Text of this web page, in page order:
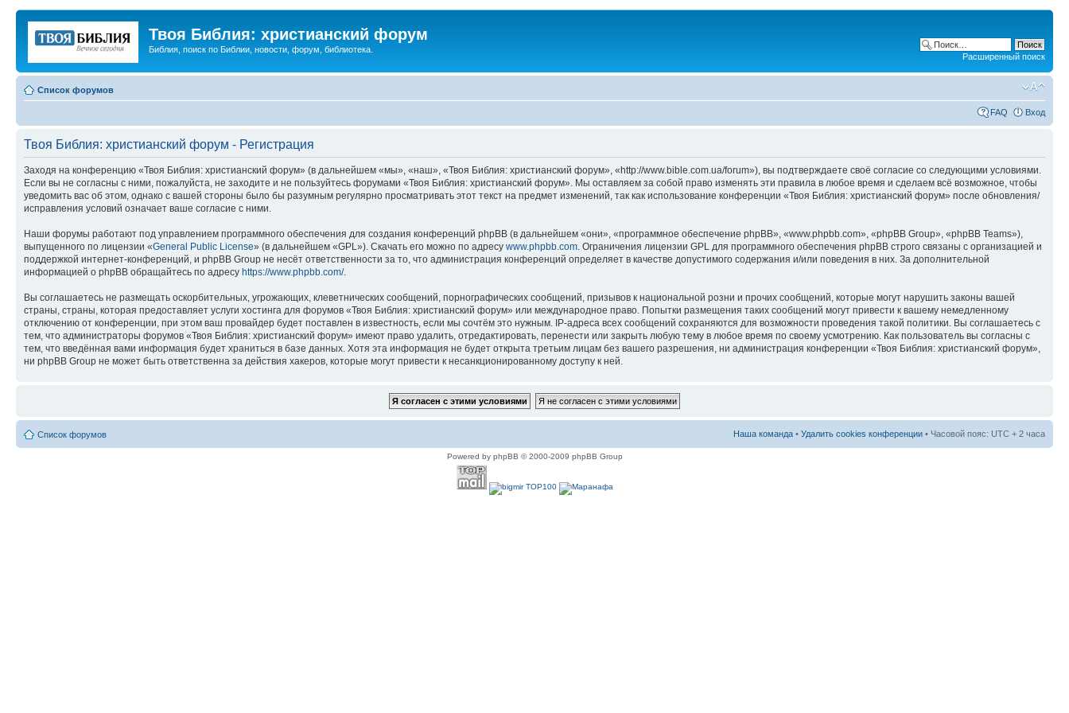
Твоя Библия: христианский форум
Библия, поиск по Библии, новости, форум, библиотека.
Расширенный поиск
Список форумов
FAQ Вход
Твоя Библия: христианский форум - Регистрация
Заходя на конференцию «Твоя Библия: христианский форум» (в дальнейшем «мы», «наш», «Твоя Библия: христианский форум», «http://www.bible.com.ua/forum»), вы подтверждаете своё согласие со следующими условиями.
Если вы не согласны с ними, пожалуйста, не заходите и не пользуйтесь форумами «Твоя Библия: христианский форум». Мы оставляем за собой право изменять эти правила в любое время и сделаем всё возможное, чтобы
уведомить вас об этом, однако с вашей стороны было бы разумным регулярно просматривать этот текст на предмет изменений, так как использование конференции «Твоя Библия: христианский форум» после обновления/
исправления условий означает ваше согласие с ними.
Наши форумы работают под управлением программного обеспечения для создания конференций phpBB (в дальнейшем «они», «программное обеспечение phpBB», «www.phpbb.com», «phpBB Group», «phpBB Teams»),
выпущенного по лицензии «General Public License» (в дальнейшем «GPL»). Скачать его можно по адресу www.phpbb.com . Ограничения лицензии GPL для программного обеспечения phpBB строго связаны с организацией и
поддержкой интернет-конференций, и phpBB Group не несёт ответственности за то, что администрация конференций определяет в качестве допустимого содержания и/или поведения в них. За дополнительной
информацией о phpBB обращайтесь по адресу https://www.phpbb.com/.
Вы соглашаетесь не размещать оскорбительных, угрожающих, клеветнических сообщений, порнографических сообщений, призывов к национальной розни и прочих сообщений, которые могут нарушить законы вашей
страны, страны, которая предоставляет услуги хостинга для форумов «Твоя Библия: христианский форум» или международное право. Попытки размещения таких сообщений могут привести к вашему немедленному
отключению от конференции, при этом ваш провайдер будет поставлен в известность, если мы сочтём это нужным. IP-адреса всех сообщений сохраняются для возможности проведения такой политики. Вы соглашаетесь с
тем, что администраторы форумов «Твоя Библия: христианский форум» имеют право удалить, отредактировать, перенести или закрыть любую тему в любое время по своему усмотрению. Как пользователь вы согласны с
тем, что введённая вами информация будет храниться в базе данных. Хотя эта информация не будет открыта третьим лицам без вашего разрешения, ни администрация конференции «Твоя Библия: христианский форум»,
ни phpBB Group не может быть ответственна за действия хакеров, которые могут привести к несанкционированному доступу к ней.
Список форумов Наша команда • Удалить cookies конференции • Часовой пояс: UTC + 2 часа
Powered by phpBB © 2000-2009 phpBB Group